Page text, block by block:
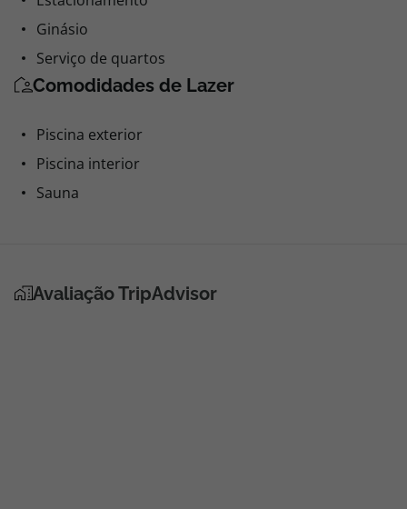
Ginásio
Serviço de quartos
Comodidades de Lazer
Piscina exterior
Piscina interior
Sauna
Avaliação TripAdvisor